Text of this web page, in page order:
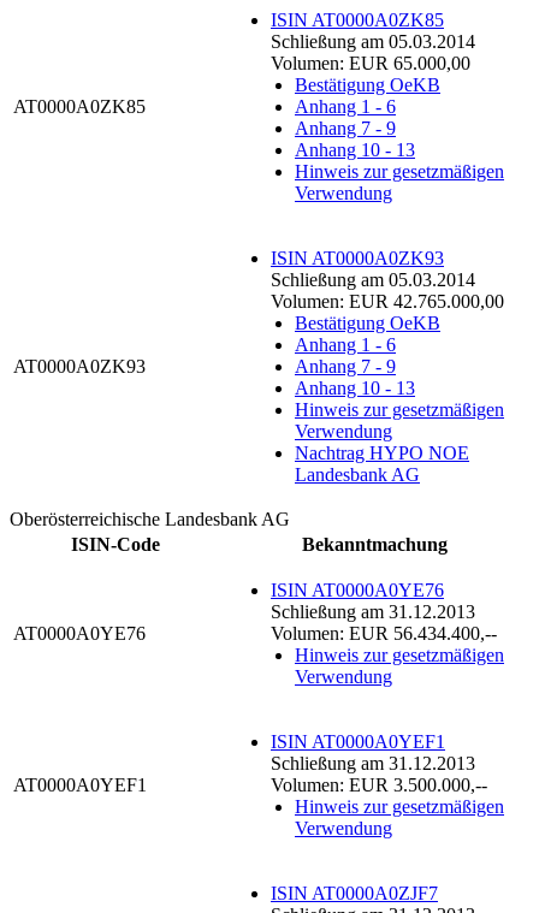
AT0000A0ZK85
ISIN AT0000A0ZK85
Schließung am 05.03.2014
Volumen: EUR 65.000,00
Bestätigung OeKB
Anhang 1 - 6
Anhang 7 - 9
Anhang 10 - 13
Hinweis zur gesetzmäßigen
Verwendung
AT0000A0ZK93
ISIN AT0000A0ZK93
Schließung am 05.03.2014
Volumen: EUR 42.765.000,00
Bestätigung OeKB
Anhang 1 - 6
Anhang 7 - 9
Anhang 10 - 13
Hinweis zur gesetzmäßigen
Verwendung
Nachtrag HYPO NOE
Landesbank AG
Oberösterreichische Landesbank AG
ISIN-Code
Bekanntmachung
AT0000A0YE76
ISIN AT0000A0YE76
Schließung am 31.12.2013
Volumen: EUR 56.434.400,--
Hinweis zur gesetzmäßigen
Verwendung
AT0000A0YEF1
ISIN AT0000A0YEF1
Schließung am 31.12.2013
Volumen: EUR 3.500.000,--
Hinweis zur gesetzmäßigen
Verwendung
ISIN AT0000A0ZJF7